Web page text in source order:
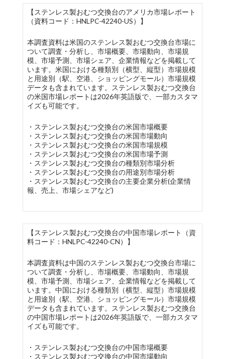
【ステンレス製おむつ交換台のアメリカ市場レポート
（資料コード：HNLPC-42240-US）】
本調査資料は米国のステンレス製おむつ交換台市場に
ついて調査・分析し、市場概要、市場動向、市場規
模、市場予測、市場シェア、企業情報などを掲載して
います。米国における種類別（横型、縦型）市場規模
と用途別（駅、空港、ショッピングモール）市場規模
データも含まれています。ステンレス製おむつ交換台
の米国市場レポートは2026年英語版で、一部カスタマ
イズも可能です。
・ステンレス製おむつ交換台の米国市場概要
・ステンレス製おむつ交換台の米国市場動向
・ステンレス製おむつ交換台の米国市場規模
・ステンレス製おむつ交換台の米国市場予測
・ステンレス製おむつ交換台の種類別市場分析
・ステンレス製おむつ交換台の用途別市場分析
・ステンレス製おむつ交換台の主要企業分析(企業情
報、売上、市場シェアなど)
【ステンレス製おむつ交換台の中国市場レポート（資
料コード：HNLPC-42240-CN）】
本調査資料は中国のステンレス製おむつ交換台市場に
ついて調査・分析し、市場概要、市場動向、市場規
模、市場予測、市場シェア、企業情報などを掲載して
います。中国における種類別（横型、縦型）市場規模
と用途別（駅、空港、ショッピングモール）市場規模
データも含まれています。ステンレス製おむつ交換台
の中国市場レポートは2026年英語版で、一部カスタマ
イズも可能です。
・ステンレス製おむつ交換台の中国市場概要
・ステンレス製おむつ交換台の中国市場動向